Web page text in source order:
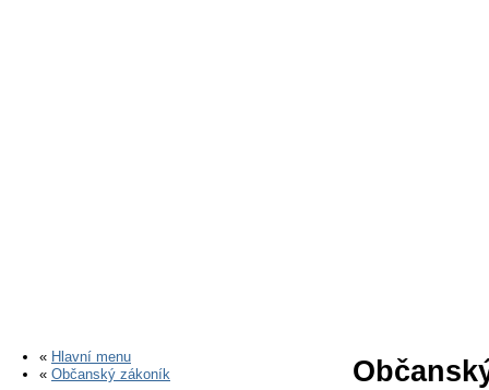
« Hlavní menu
« Občanský zákoník